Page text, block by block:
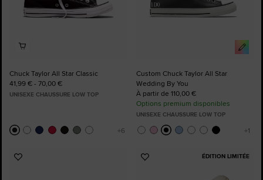
Chuck Taylor All Star Classic
41,99 € - 70,00 €
UNISEXE CHAUSSURE LOW TOP
Custom Chuck Taylor All Star
Wedding By You
À partir de 110,00 €
Options premium disponibles
UNISEXE CHAUSSURE LOW TOP
Ajouter
ÉDITION LIMITÉE
Ajouter